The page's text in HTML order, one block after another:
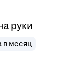
руки
в месяц